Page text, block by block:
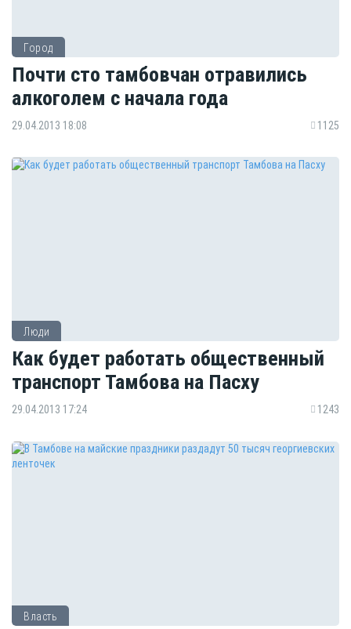
Город
Почти сто тамбовчан отравились
алкоголем с начала года
29.04.2013 18:08 1125
Люди
Как будет работать общественный
транспорт Тамбова на Пасху
29.04.2013 17:24 1243
Власть